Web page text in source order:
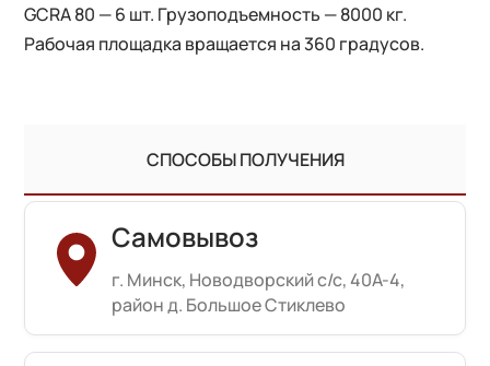
GCRA 80 — 6 шт. Грузоподъемность — 8000 кг.
Рабочая площадка вращается на 360 градусов.
СПОСОБЫ ПОЛУЧЕНИЯ
Самовывоз
г. Минск, Новодворский с/с, 40А-4,
район д. Большое Стиклево